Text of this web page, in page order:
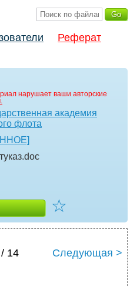
Реферат
нарушает ваши авторские
академия
флота
.doc
☆
14 Следующая >